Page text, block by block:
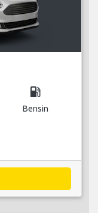
local_gas_station
Bensin